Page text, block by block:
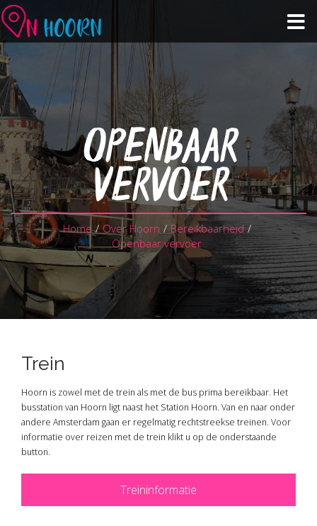
Agenda
Zien & Doen
Winkelen & Horeca
Over Hoorn
Plan je bezoek
OPENBAAR
VERVOER
Home / Over Hoorn / Bereikbaarheid /
Openbaar vervoer
Trein
Hoorn is zowel met de trein als met de bus prima bereikbaar. Het
busstation van Hoorn ligt naast het Station Hoorn. Van en naar onder
andere Amsterdam gaan er regelmatig rechtstreekse treinen. Voor
informatie over reizen met de trein klikt u op de onderstaande
button.
Treininformatie